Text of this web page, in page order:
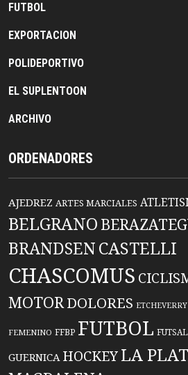
FUTBOL
EXPORTACION
POLIDEPORTIVO
EL SUPLENTOON
ARCHIVO
ORDENADORES
AJEDREZ ARTES MARCIALES
BELGRANO
BRANDSENCASTELLI
CHASCOMUS
MOTORDOLORES ETCHEVERRY
FEMENINO FFBP FUTBOL FUTSAL
GUERNICA HOCKEYLA